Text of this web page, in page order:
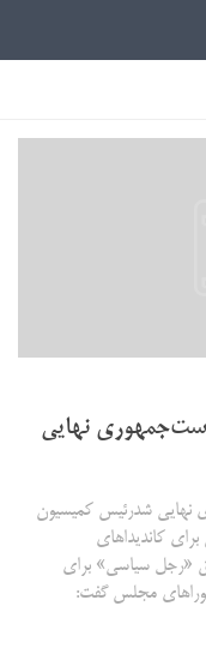
نهایی
شدرئیس کمیسیون
کاندیداهای
سیاسی» برای
مجلس گفت: